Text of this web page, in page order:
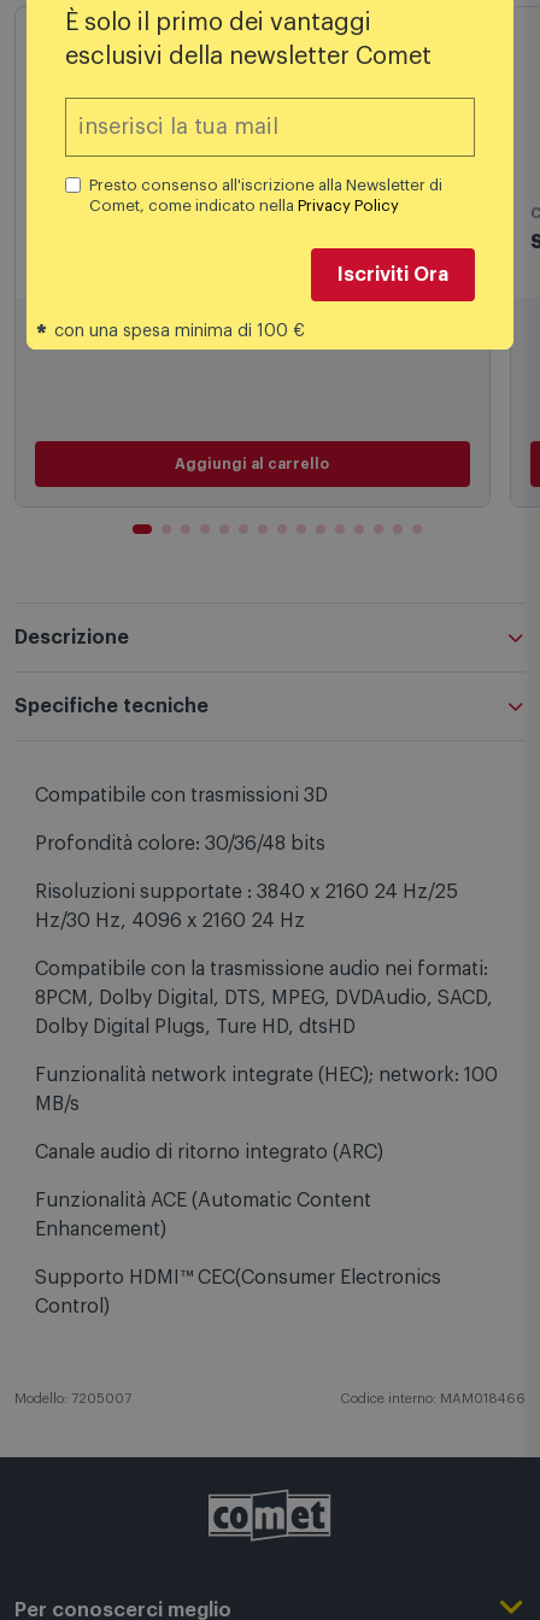
Cavi ed adattatori TV
12,99€
Aggiungi al carrello
Descrizione
Specifiche tecniche
Compatibile con trasmissioni 3D
Profondità colore: 30/36/48 bits
Risoluzioni supportate : 3840 x 2160 24 Hz/25
Hz/30 Hz, 4096 x 2160 24 Hz
Compatibile con la trasmissione audio nei formati:
8PCM, Dolby Digital, DTS, MPEG, DVDAudio, SACD,
Dolby Digital Plugs, Ture HD, dtsHD
Funzionalità network integrate (HEC); network: 100
MB/s
Canale audio di ritorno integrato (ARC)
Funzionalità ACE (Automatic Content
Enhancement)
Supporto HDMI™ CEC(Consumer Electronics
Control)
Modello: 7205007 Codice interno: MAM018466
Per conoscerci meglio
È solo il primo dei vantaggi
esclusivi della newsletter Comet
Presto consenso all'iscrizione alla Newsletter di
Comet, come indicato nellaPrivacy Policy
Iscriviti Ora
* con una spesa minima di 100 €